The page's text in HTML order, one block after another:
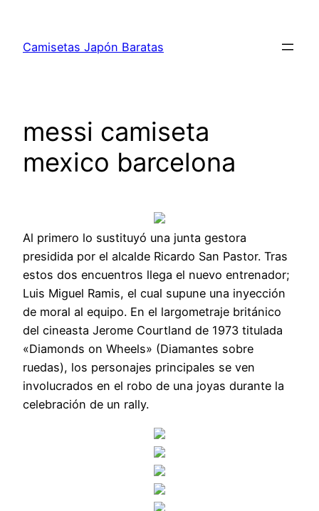
contenido
Camisetas Japón Baratas
messi camiseta
mexico barcelona
Al primero lo sustituyó una junta gestora
presidida por el alcalde Ricardo San Pastor. Tras
estos dos encuentros llega el nuevo entrenador;
Luis Miguel Ramis, el cual supune una inyección
de moral al equipo. En el largometraje británico
del cineasta Jerome Courtland de 1973 titulada
«Diamonds on Wheels» (Diamantes sobre
ruedas), los personajes principales se ven
involucrados en el robo de una joyas durante la
celebración de un rally.